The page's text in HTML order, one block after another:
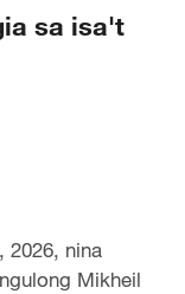
sa isa't
2026, nina
Mikheil